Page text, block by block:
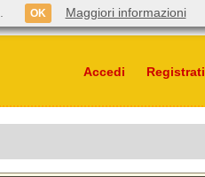
Accedi Registrati
OK Maggiori informazioni